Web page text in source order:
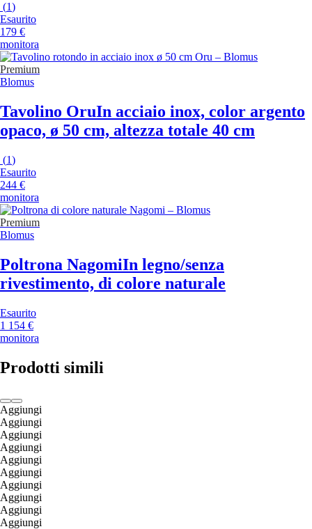
(1)
Esaurito
179 €
monitora
Premium
Blomus
Tavolino OruIn acciaio inox, color argento
opaco, ø 50 cm, altezza totale 40 cm
(1)
Esaurito
244 €
monitora
Premium
Blomus
Poltrona NagomiIn legno/senza
rivestimento, di colore naturale
Esaurito
1 154 €
monitora
Prodotti simili
Aggiungi
Aggiungi
Aggiungi
Aggiungi
Aggiungi
Aggiungi
Aggiungi
Aggiungi
Aggiungi
Aggiungi